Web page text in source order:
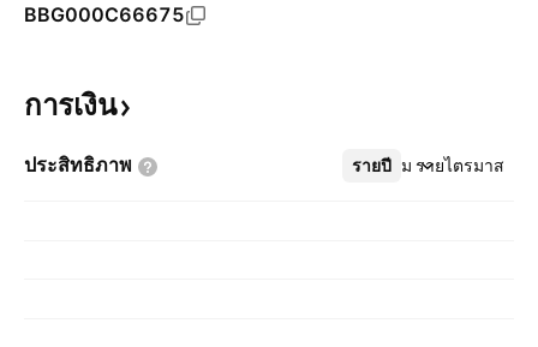
BBG000C66675
การเงิน
ประสิทธิภาพ รายปี รายไตรมาส
เพิ่มเติม